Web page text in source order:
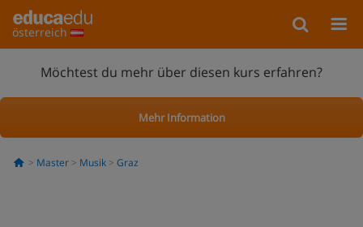
österreich
Möchtest du mehr über diesen kurs erfahren?
Mehr Information
Master Musik Graz